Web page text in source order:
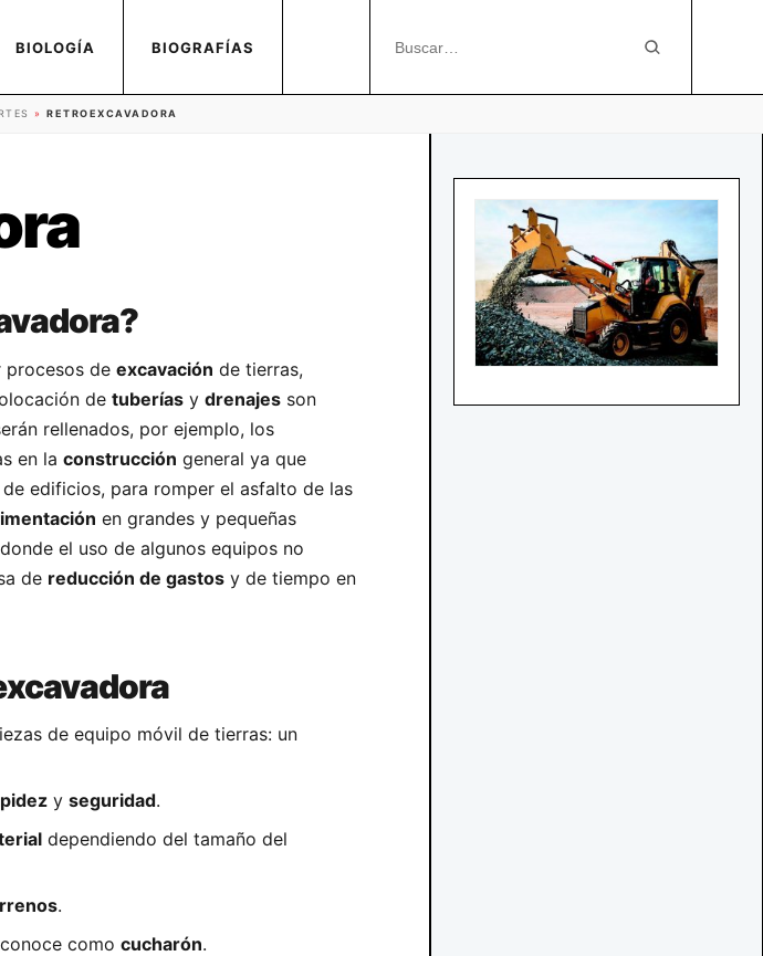
BIOLOGÍA BIOGRAFÍAS
»RETROEXCAVADORA
procesos de excavación de tierras,
de tuberías y drenajes son
rellenados, por ejemplo, los
en la construcción general ya que
edificios, para romper el asfalto de las
en grandes y pequeñas
el uso de algunos equipos no
de reducción de gastos y de tiempo en
de equipo móvil de tierras: un
y seguridad.
dependiendo del tamaño del
.
como cucharón.